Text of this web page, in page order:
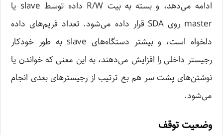
ادامه می‌دهد، و بسته به بیت R/W داده توسط slave یا
master روی SDA قرار داده‌ می‌شود. تعداد فریم‌های داده
دلخواه است، و بیشتر دستگاه‌های slave به طور خودکار
رجیستر داخلی را افزایش می‌دهند، به این معنی که خواندن یا
نوشتن‌های پشت سر هم بع ترتیب از رجیسترهای بعدی انجام
می‌شود.
وضعیت توقف